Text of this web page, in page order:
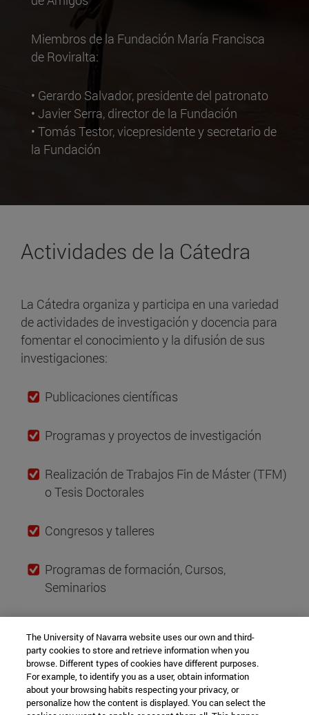
Miembros de la Fundación María Francisca
de Roviralta:
• Gerardo Salvador, presidente del patronato
• Javier Serra, director de la Fundación
• Tomás Testor, vicepresidente y secretario de
la Fundación
Actividades de la Cátedra
La Cátedra organiza y participa en una variedad
de actividades de investigación y docencia para
fomentar el conocimiento y la difusión de sus
investigaciones:
Publicaciones científicas
Programas y proyectos de investigación
Realización de Trabajos Fin de Máster (TFM)
o Tesis Doctorales
Congresos y talleres
Programas de formación, Cursos,
Seminarios
CONTACTO
Universidad de Navarra, Departamento
de Microbiología y Parasitología
The University of Navarra website uses our own and third-
party cookies to store and retrieve information when you
browse. Different types of cookies have different purposes.
For example, to identify you as a user, obtain information
about your browsing habits respecting your privacy, or
personalize how the content is displayed. You can select the